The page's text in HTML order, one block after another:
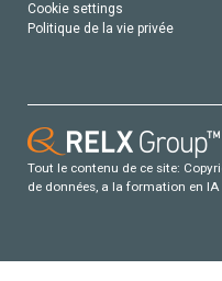
Cookie settings
Politique de la vie privée
Tout le contenu de ce site:
de données, a la formation en